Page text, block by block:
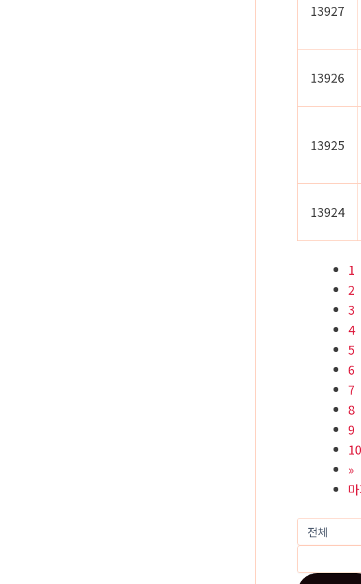
13927
13926
13925
13924
1
2
3
4
5
6
7
8
9
10
»